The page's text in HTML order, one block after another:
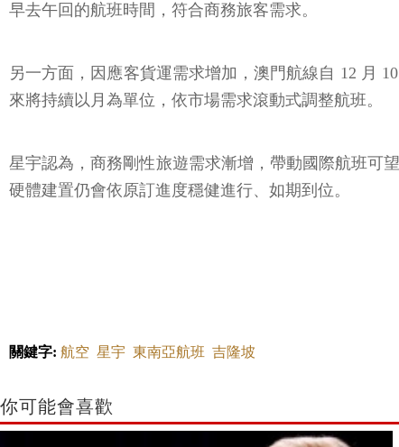
早去午回的航班時間，符合商務旅客需求。
另一方面，因應客貨運需求增加，澳門航線自 12 月
來將持續以月為單位，依市場需求滾動式調整航班。
星宇認為，商務剛性旅遊需求漸增，帶動國際航班可
硬體建置仍會依原訂進度穩健進行、如期到位。
關鍵字: 航空 星宇 東南亞航班 吉隆坡
你可能會喜歡